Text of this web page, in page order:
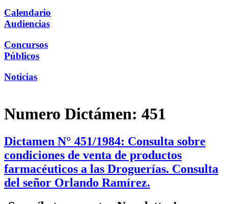
Calendario
Audiencias
Concursos
Públicos
Noticias
Numero Dictámen: 451
Dictamen N° 451/1984: Consulta sobre
condiciones de venta de productos
farmacéuticos a las Droguerías. Consulta
del señor Orlando Ramírez.